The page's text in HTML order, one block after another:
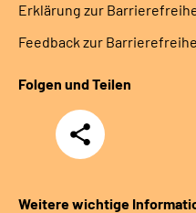
Erklärung zur
Feedback zur
Folgen und Teilen
Teilen
Weitere wichtige